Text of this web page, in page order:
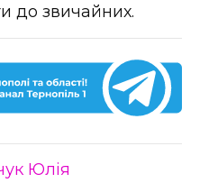
до звичайних.
Юлія